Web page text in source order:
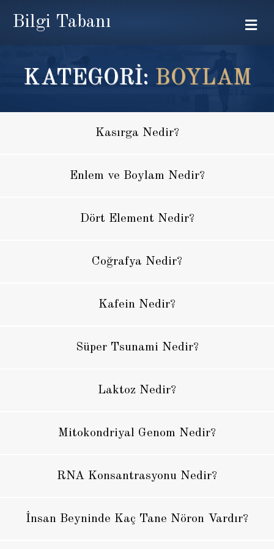
Bilgi Tabanı
KATEGORİ: BOYLAM
Kasırga Nedir?
Enlem ve Boylam Nedir?
Dört Element Nedir?
Coğrafya Nedir?
Kafein Nedir?
Süper Tsunami Nedir?
Laktoz Nedir?
Mitokondriyal Genom Nedir?
RNA Konsantrasyonu Nedir?
İnsan Beyninde Kaç Tane Nöron Vardır?